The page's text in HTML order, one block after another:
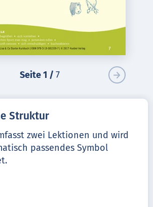
Seite1 / 7
Struktur
zwei Lektionen und wird
passendes Symbol